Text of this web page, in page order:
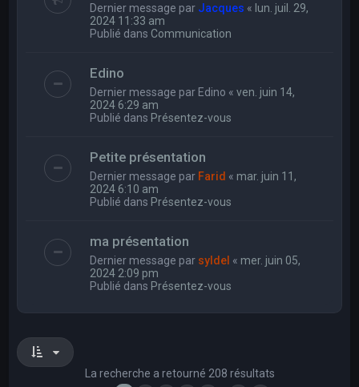
Dernier message par Jacques « lun. juil. 29,
2024 11:33 am
Publié dans Communication
Edino
Dernier message par Edino «ven. juin 14,
2024 6:29 am
Publié dans Présentez-vous
Petite présentation
Dernier message par Farid « mar. juin 11,
2024 6:10 am
Publié dans Présentez-vous
ma présentation
Dernier message par syldel « mer. juin 05,
2024 2:09 pm
Publié dans Présentez-vous
La recherche a retourné 208 résultats